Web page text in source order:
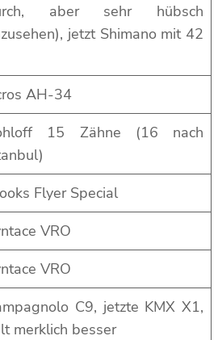
aber sehr hübsch
jetzt Shimano mit 42
AH-34
15 Zähne (16 nach
Flyer Special
VRO
VRO
C9, jetzte KMX X1,
merklich besser